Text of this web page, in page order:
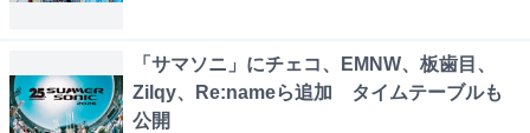
「サマソニ」にチェコ、EMNW、板歯目、
Zilqy、Re:nameら追加 タイムテーブルも
公開